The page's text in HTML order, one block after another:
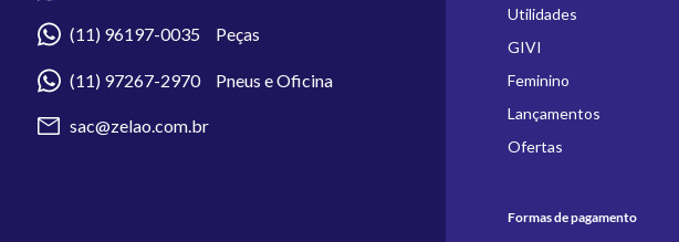
(11) 96197-0035 Peças
(11) 97267-2970 Pneus e Oficina
sac@zelao.com.br
Utilidades
GIVI
Feminino
Lançamentos
Ofertas
Formas de pagamento